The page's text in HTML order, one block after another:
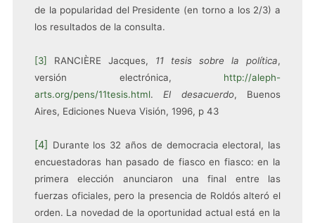
de la popularidad del Presidente (en torno a los 2/3) a
los resultados de la consulta.
[3] RANCIÈRE Jacques, 11 tesis sobre la política,
versión electrónica, http://aleph-
arts.org/pens/11tesis.html.El desacuerdo, Buenos
Aires, Ediciones Nueva Visión, 1996, p 43
[4]
Durante los 32 años de democracia electoral, las
encuestadoras han pasado de fiasco en fiasco: en la
primera elección anunciaron una final entre las
fuerzas oficiales, pero la presencia de Roldós alteró el
orden. La novedad de la oportunidad actual está en la